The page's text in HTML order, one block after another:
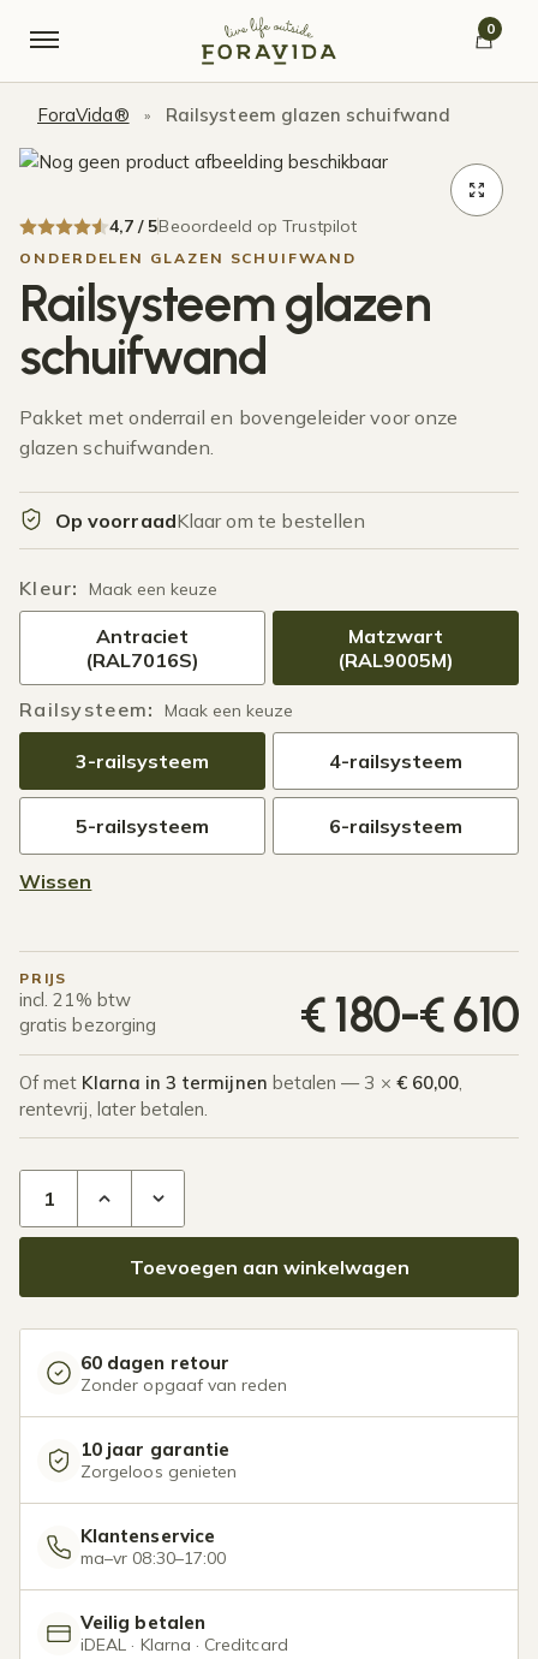
0
ForaVida® » Railsysteem glazen schuifwand
4,7 / 5Beoordeeld op Trustpilot
ONDERDELEN GLAZEN SCHUIFWAND
Railsysteem glazen
schuifwand
Pakket met onderrail en bovengeleider voor onze
glazen schuifwanden.
Op voorraadKlaar om te bestellen
Kleur: Maak een keuze
Antraciet
(RAL7016S)
Matzwart
(RAL9005M)
Railsysteem: Maak een keuze
3-railsysteem 4-railsysteem
5-railsysteem 6-railsysteem
Wissen
PRIJS
incl. 21% btw
gratis bezorging
€180-€610
Of met Klarna in 3 termijnen betalen — 3 × € 60,00,
rentevrij, later betalen.
Toevoegen aan winkelwagen
60 dagen retour
Zonder opgaaf van reden
10 jaar garantie
Zorgeloos genieten
Klantenservice
ma–vr 08:30–17:00
Veilig betalen
iDEAL · Klarna · Creditcard